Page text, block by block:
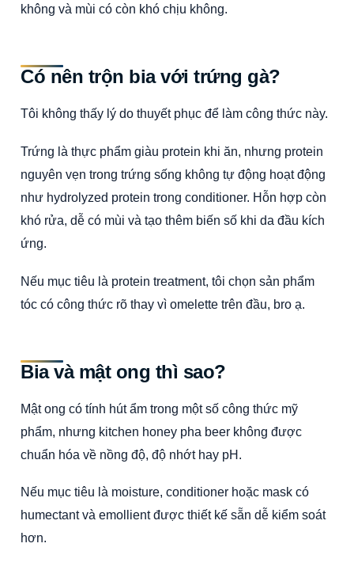
không và mùi có còn khó chịu không.
Có nên trộn bia với trứng gà?
Tôi không thấy lý do thuyết phục để làm công thức này.
Trứng là thực phẩm giàu protein khi ăn, nhưng protein
nguyên vẹn trong trứng sống không tự động hoạt động
như hydrolyzed protein trong conditioner. Hỗn hợp còn
khó rửa, dễ có mùi và tạo thêm biến số khi da đầu kích
ứng.
Nếu mục tiêu là protein treatment, tôi chọn sản phẩm
tóc có công thức rõ thay vì omelette trên đầu, bro ạ.
Bia và mật ong thì sao?
Mật ong có tính hút ẩm trong một số công thức mỹ
phẩm, nhưng kitchen honey pha beer không được
chuẩn hóa về nồng độ, độ nhớt hay pH.
Nếu mục tiêu là moisture, conditioner hoặc mask có
humectant và emollient được thiết kế sẵn dễ kiểm soát
hơn.